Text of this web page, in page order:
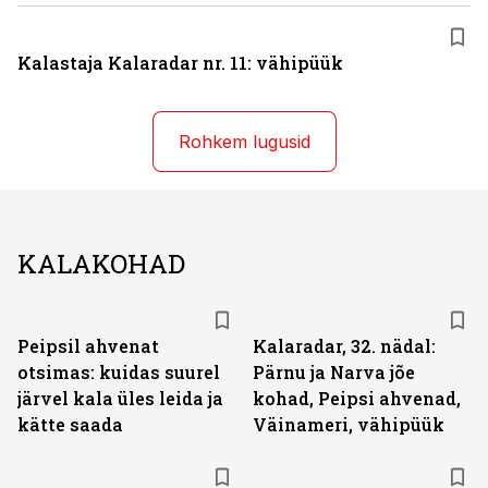
Kalastaja Kalaradar nr. 11: vähipüük
Rohkem lugusid
KALAKOHAD
Peipsil ahvenat
otsimas: kuidas suurel
järvel kala üles leida ja
kätte saada
Kalaradar, 32. nädal:
Pärnu ja Narva jõe
kohad, Peipsi ahvenad,
Väinameri, vähipüük